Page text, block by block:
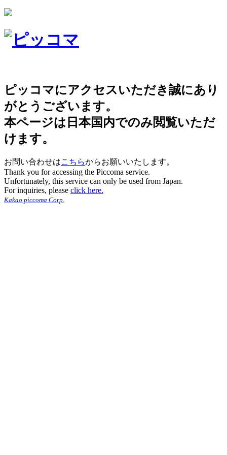
ピッコマにアクセスいただき誠にあり
がとうございます。
本ページは日本国内でのみ閲覧いただ
けます。
お問い合わせはこちらからお願いいたします。
Thank you for accessing the Piccoma service.
Unfortunately, this service can only be used from Japan.
For inquiries, please click here.
Kakao piccoma Corp.